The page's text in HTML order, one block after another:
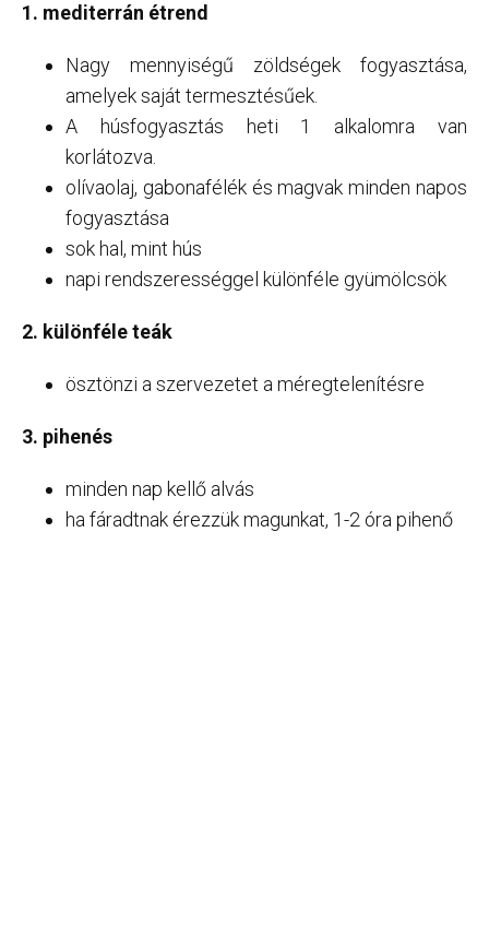
1. mediterrán étrend
Nagy mennyiségű zöldségek fogyasztása,
amelyek saját termesztésűek.
A húsfogyasztás heti 1 alkalomra van
korlátozva.
olívaolaj, gabonafélék és magvak minden napos
fogyasztása
sok hal, mint hús
napi rendszerességgel különféle gyümölcsök
2. különféle teák
ösztönzi a szervezetet a méregtelenítésre
3. pihenés
minden nap kellő alvás
ha fáradtnak érezzük magunkat, 1-2 óra pihenő